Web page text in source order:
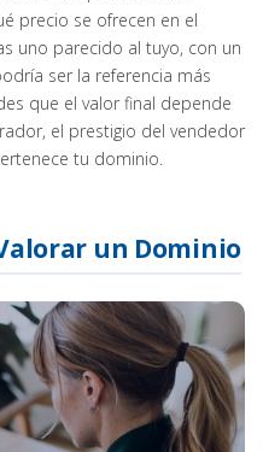
precio se ofrecen en el
uno parecido al tuyo, con un
ser la referencia más
que el valor final depende
el prestigio del vendedor
tu dominio.
un Dominio